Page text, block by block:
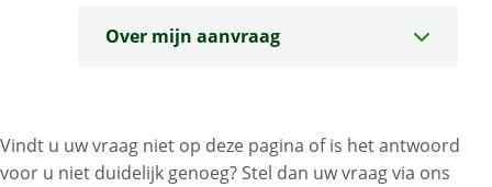
Over mijn aanvraag
Vindt u uw vraag niet op deze pagina of is het antwoord
voor u niet duidelijk genoeg? Stel dan uw vraag via ons